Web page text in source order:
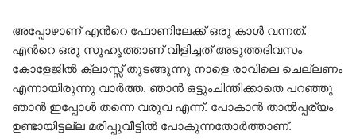
അപ്പോഴാണ് എന്‍റെ ഫോണിലേക്ക് ഒരു കാള്‍ വന്നത്.
എന്‍റെ ഒരു സുഹൃത്താണ് വിളിച്ചത് അടുത്തദിവസം
കോളേജില്‍ ക്ലാസ്സ്‌ തുടങ്ങുന്നു നാളെ രാവിലെ ചെല്ലണം
എന്നായിരുന്നു വാര്‍ത്ത‍. ഞാന്‍ ഒട്ടുംചിന്തിക്കാതെ പറഞ്ഞു
ഞാന്‍ ഇപ്പോള്‍ തന്നെ വരുവ എന്ന്. പോകാന്‍ താല്‍പ്പര്യം
ഉണ്ടായിട്ടല്ല മരിപ്പുവീട്ടില്‍ പോകുന്നതോര്‍ത്താണ്.